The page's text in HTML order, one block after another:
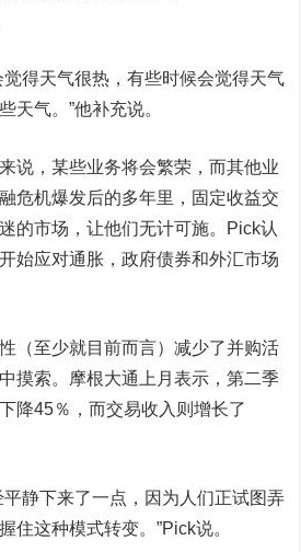
得天气很热，有些时候会觉得天气
天气。”他补充说。
，某些业务将会繁荣，而其他业
危机爆发后的多年里，固定收益交
的市场，让他们无计可施。Pick认
始应对通胀，政府债券和外汇市场
至少就目前而言）减少了并购活
摸索。摩根大通上月表示，第二季
降45％，而交易收入则增长了
静下来了一点，因为人们正试图弄
住这种模式转变。”Pick说。